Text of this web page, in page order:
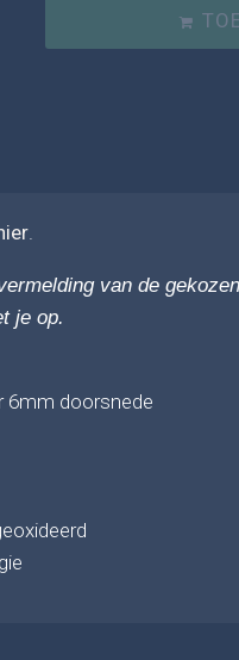
.
van de
je op.
6mm doorsnede